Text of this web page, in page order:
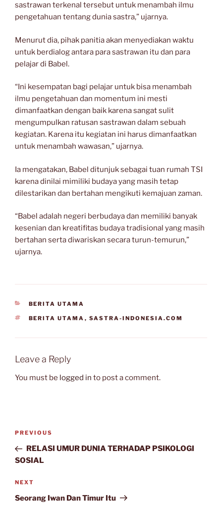
sastrawan terkenal tersebut untuk menambah ilmu
pengetahuan tentang dunia sastra,” ujarnya.
Menurut dia, pihak panitia akan menyediakan waktu
untuk berdialog antara para sastrawan itu dan para
pelajar di Babel.
“Ini kesempatan bagi pelajar untuk bisa menambah
ilmu pengetahuan dan momentum ini mesti
dimanfaatkan dengan baik karena sangat sulit
mengumpulkan ratusan sastrawan dalam sebuah
kegiatan. Karena itu kegiatan ini harus dimanfaatkan
untuk menambah wawasan,” ujarnya.
Ia mengatakan, Babel ditunjuk sebagai tuan rumah TSI
karena dinilai mimiliki budaya yang masih tetap
dilestarikan dan bertahan mengikuti kemajuan zaman.
“Babel adalah negeri berbudaya dan memiliki banyak
kesenian dan kreatifitas budaya tradisional yang masih
bertahan serta diwariskan secara turun-temurun,”
ujarnya.
CATEGORIES
BERITA UTAMA
TAGS
BERITA UTAMA , SASTRA-INDONESIA.COM
Leave a Reply
You must be logged in to post a comment.
Post
Previous
Post
PREVIOUS
RELASI UMUR DUNIA TERHADAP PSIKOLOGI
SOSIAL
Next
Post
NEXT
Seorang Iwan Dan Timur Itu